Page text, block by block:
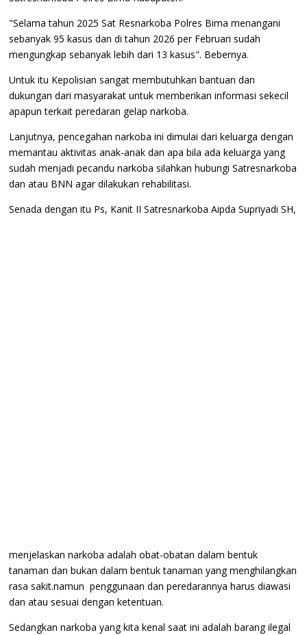
"Selama tahun 2025 Sat Resnarkoba Polres Bima menangani
sebanyak 95 kasus dan di tahun 2026 per Februari sudah
mengungkap sebanyak lebih dari 13 kasus". Bebernya.
Untuk itu Kepolisian sangat membutuhkan bantuan dan
dukungan dari masyarakat untuk memberikan informasi sekecil
apapun terkait peredaran gelap narkoba.
Lanjutnya, pencegahan narkoba ini dimulai dari keluarga dengan
memantau aktivitas anak-anak dan apa bila ada keluarga yang
sudah menjadi pecandu narkoba silahkan hubungi Satresnarkoba
dan atau BNN agar dilakukan rehabilitasi.
Senada dengan itu Ps, Kanit II Satresnarkoba Aipda Supriyadi SH,
menjelaskan narkoba adalah obat-obatan dalam bentuk
tanaman dan bukan dalam bentuk tanaman yang menghilangkan
rasa sakit.namun penggunaan dan peredarannya harus diawasi
dan atau sesuai dengan ketentuan.
Sedangkan narkoba yang kita kenal saat ini adalah barang ilegal